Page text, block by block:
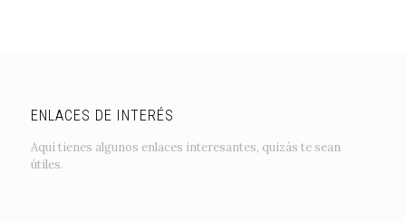
ENLACES DE INTERÉS
Aquí tienes algunos enlaces interesantes, quizás te sean
útiles.